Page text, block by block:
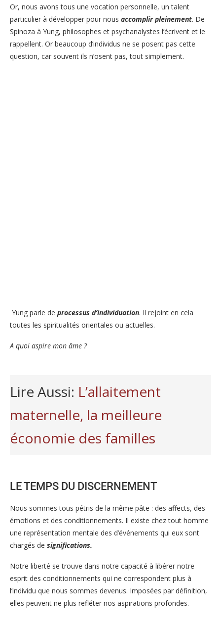
Or, nous avons tous une vocation personnelle, un talent
particulier à développer pour nous accomplir pleinement. De
Spinoza à Yung, philosophes et psychanalystes l’écrivent et le
rappellent. Or beaucoup d’individus ne se posent pas cette
question, car souvent ils n’osent pas, tout simplement.
Yung parle de processus d’individuation. Il rejoint en cela
toutes les spiritualités orientales ou actuelles.
A quoi aspire mon âme ?
Lire Aussi: L’allaitement
maternelle, la meilleure
économie des familles
LE TEMPS DU DISCERNEMENT
Nous sommes tous pétris de la même pâte : des affects, des
émotions et des conditionnements. Il existe chez tout homme
une représentation mentale des d’événements qui eux sont
chargés de significations.
Notre liberté se trouve dans notre capacité à libérer notre
esprit des conditionnements qui ne correspondent plus à
l’individu que nous sommes devenus. Imposées par définition,
elles peuvent ne plus refléter nos aspirations profondes.